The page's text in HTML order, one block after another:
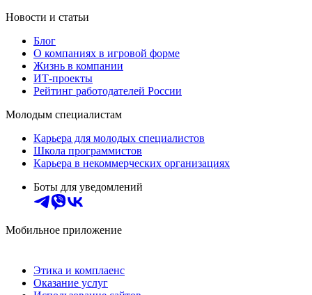
Новости и статьи
Блог
О компаниях в игровой форме
Жизнь в компании
ИТ-проекты
Рейтинг работодателей России
Молодым специалистам
Карьера для молодых специалистов
Школа программистов
Карьера в некоммерческих организациях
Боты для уведомлений
Мобильное приложение
Этика и комплаенс
Оказание услуг